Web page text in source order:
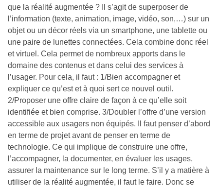
que la réalité augmentée ? Il s’agit de superposer de
l’information (texte, animation, image, vidéo, son,…) sur un
objet ou un décor réels via un smartphone, une tablette ou
une paire de lunettes connectées. Cela combine donc réel
et virtuel. Cela permet de nombreux apports dans le
domaine des contenus et dans celui des services à
l’usager. Pour cela, il faut : 1/Bien accompagner et
expliquer ce qu’est et à quoi sert ce nouvel outil.
2/Proposer une offre claire de façon à ce qu’elle soit
identifiée et bien comprise. 3/Doubler l’offre d’une version
accessible aux usagers non équipés. Il faut penser d’abord
en terme de projet avant de penser en terme de
technologie. Ce qui implique de construire une offre,
l’accompagner, la documenter, en évaluer les usages,
assurer la maintenance sur le long terme. S’il y a matière à
utiliser de la réalité augmentée, il faut le faire. Donc se